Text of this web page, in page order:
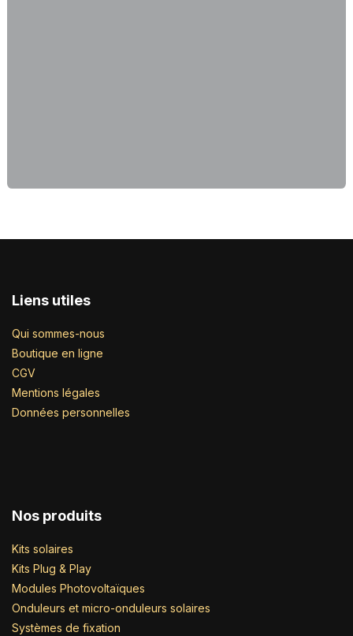
Liens utiles
Qui sommes-nous
Boutique en ligne
CGV
Mentions légales
Données personnelles
Nos produits
Kits solaires
Kits Plug & Play
Modules Photovoltaïques
Onduleurs et micro-onduleurs solaires
Systèmes de fixation